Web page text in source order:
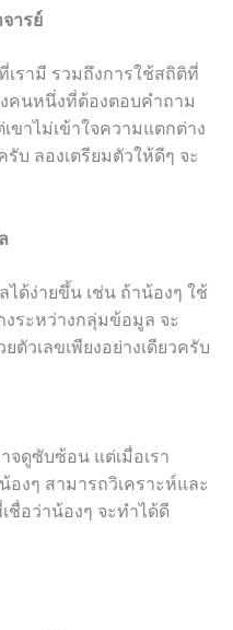
ารย์
รามี รวมถึงการใช้สถิติที่
งคนหนึ่งที่ต้องตอบคำถาม
ขาไม่เข้าใจความแตกต่าง
บ ลองเตรียมตัวให้ดีๆ จะ
ด้ง่ายขึ้น เช่น ถ้าน้องๆ ใช้
ระหว่างกลุ่มข้อมูล จะ
ตัวเลขเพียงอย่างเดียวครับ
ดูซับซ้อน แต่เมื่อเรา
งๆ สามารถวิเคราะห์และ
ชื่อว่าน้องๆ จะทำได้ดี